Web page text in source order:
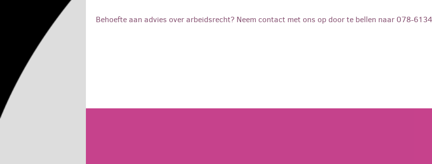
Behoefte aan advies over arbeidsrecht? Neem contact met ons op door te bellen naar 078-